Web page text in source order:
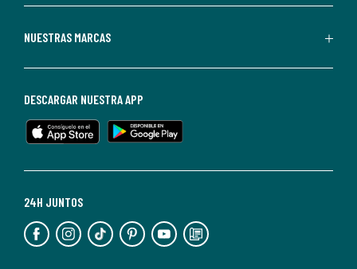
Redoute.
de
en
cualquier
Para
información,
puedes
NUESTRAS MARCAS
24H JUNTOS
DESCARGAR NUESTRA APP